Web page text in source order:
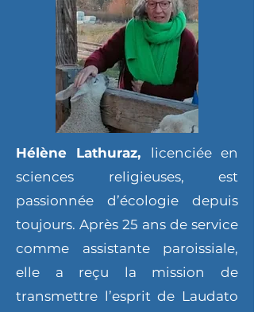
Hélène Lathuraz, licenciée en
sciences religieuses, est
passionnée d’écologie depuis
toujours. Après 25 ans de service
comme assistante paroissiale,
elle a reçu la mission de
transmettre l’esprit de Laudato